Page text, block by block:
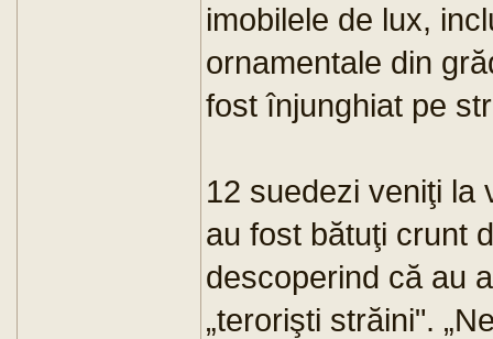
imobilele de lux,
ornamentale din
fost înjunghiat pe
12 suedezi veniţi la
au fost bătuţi crunt
descoperind că au
„terorişti străini".